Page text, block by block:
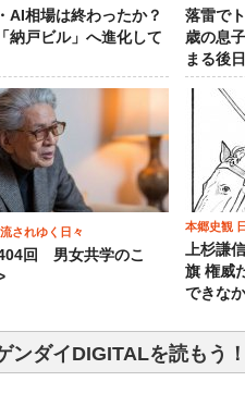
AI相場は終わったか？
納戸ビル」へ進化して
落雷で
歳の息
まる後
されゆく日々
回 男女共学のこ
本郷史観
上杉謙
旗 権威
できな
ンダイDIGITALを読もう！